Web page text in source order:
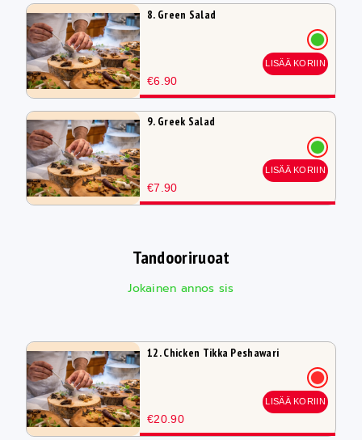
8. Green Salad
€6.90
LISÄÄ KORIIN
9. Greek Salad
€7.90
LISÄÄ KORIIN
Tandooriruoat
Jokainen annos sis
12. Chicken Tikka Peshawari
€20.90
LISÄÄ KORIIN